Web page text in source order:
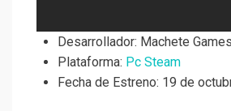
Desarrollador: Machete
Plataforma: Pc Steam
Fecha de Estreno: 19 de